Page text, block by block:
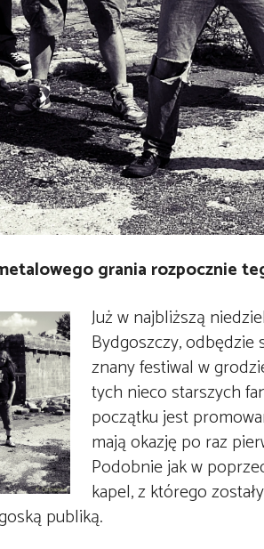
grania rozpocznie
Już w najbliższą
Bydgoszczy, odbędzie
znany festiwal w
tych nieco starszych
początku jest
mają okazję po raz
Podobnie jak w
kapel, z którego
publiką.